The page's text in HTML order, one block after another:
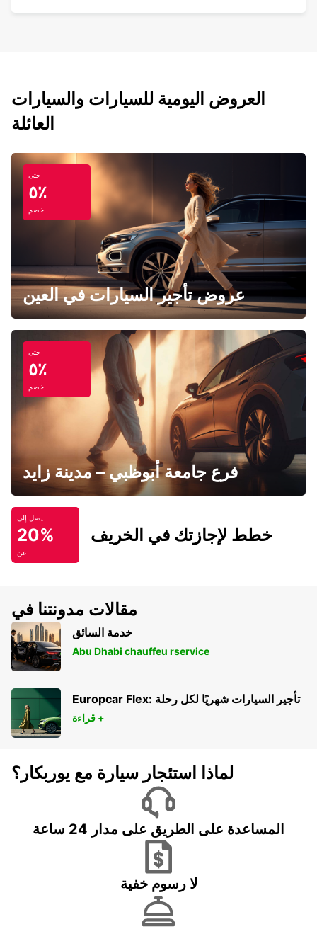
العروض اليومية للسيارات والسيارات
العائلة
حتى
٥٪
خصم
عروض تأجير السيارات في العين
حتى
٥٪
خصم
فرع جامعة أبوظبي – مدينة زايد
يصل إلى
20%
عن
خطط لإجازتك في الخريف
مقالات مدونتنا في
خدمة السائق
Abu Dhabi chauffeu rservice
Europcar Flex: تأجير السيارات شهريًا لكل رحلة
قراءة +
لماذا استئجار سيارة مع يوربكار؟
المساعدة على الطريق على مدار 24 ساعة
لا رسوم خفية